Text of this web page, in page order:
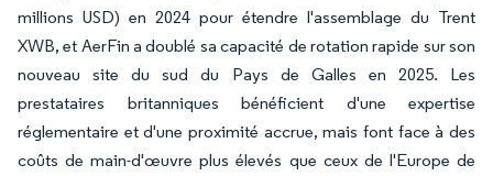
millions USD) en 2024 pour étendre l'assemblage du Trent
XWB, et AerFin a doublé sa capacité de rotation rapide sur son
nouveau site du sud du Pays de Galles en 2025. Les
prestataires britanniques bénéficient d'une expertise
réglementaire et d'une proximité accrue, mais font face à des
coûts de main-d'œuvre plus élevés que ceux de l'Europe de